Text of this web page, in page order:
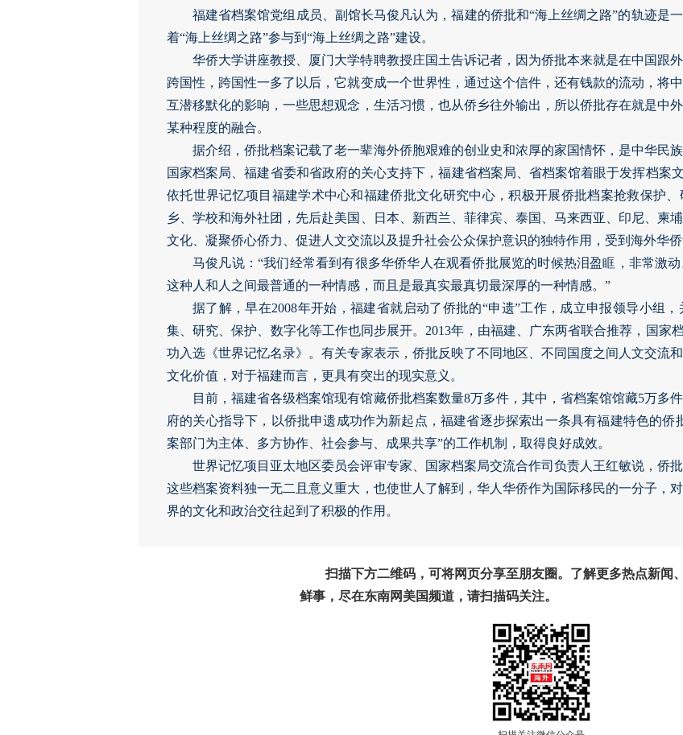
福建省档案馆党组成员、副馆长马俊凡认为，福建的侨批和“海上丝绸之路”的轨迹是
着“海上丝绸之路”参与到“海上丝绸之路”建设。
华侨大学讲座教授、厦门大学特聘教授庄国土告诉记者，因为侨批本来就是在中国跟
跨国性，跨国性一多了以后，它就变成一个世界性，通过这个信件，还有钱款的流动，将
互潜移默化的影响，一些思想观念，生活习惯，也从侨乡往外输出，所以侨批存在就是中
某种程度的融合。
据介绍，侨批档案记载了老一辈海外侨胞艰难的创业史和浓厚的家国情怀，是中华民
国家档案局、福建省委和省政府的关心支持下，福建省档案局、省档案馆着眼于发挥档案
依托世界记忆项目福建学术中心和福建侨批文化研究中心，积极开展侨批档案抢救保护
乡、学校和海外社团，先后赴美国、日本、新西兰、菲律宾、泰国、马来西亚、印尼、柬
文化、凝聚侨心侨力、促进人文交流以及提升社会公众保护意识的独特作用，受到海外华
马俊凡说：“我们经常看到有很多华侨华人在观看侨批展览的时候热泪盈眶，非常激
这种人和人之间最普通的一种情感，而且是最真实最真切最深厚的一种情感。”
据了解，早在2008年开始，福建省就启动了侨批的“申遗”工作，成立申报领导小组
集、研究、保护、数字化等工作也同步展开。2013年，由福建、广东两省联合推荐，国家
功入选《世界记忆名录》。有关专家表示，侨批反映了不同地区、不同国度之间人文交流
文化价值，对于福建而言，更具有突出的现实意义。
目前，福建省各级档案馆现有馆藏侨批档案数量8万多件，其中，省档案馆馆藏5万多
府的关心指导下，以侨批申遗成功作为新起点，福建省逐步探索出一条具有福建特色的侨
案部门为主体、多方协作、社会参与、成果共享”的工作机制，取得良好成效。
世界记忆项目亚太地区委员会评审专家、国家档案局交流合作司负责人王红敏说，侨
这些档案资料独一无二且意义重大，也使世人了解到，华人华侨作为国际移民的一分子，
界的文化和政治交往起到了积极的作用。
扫描下方二维码，可将网页分享至朋友圈。了解更多热点新闻
鲜事，尽在东南网美国频道，请扫描码关注。